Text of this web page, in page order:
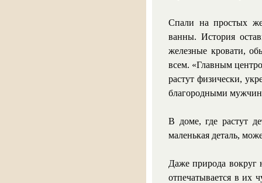
Спали на простых
ванны. История
железные кровати,
всем. «Главным
растут физически,
благородными
В доме, где растут
маленькая деталь,
Даже природа вокруг
отпечатывается в их